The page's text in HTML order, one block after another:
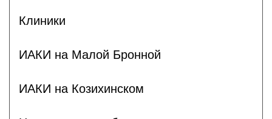
Клиники
ИАКИ на Малой Бронной
ИАКИ на Козихинском